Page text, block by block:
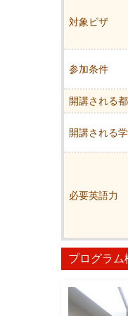
対象ビザ
参加条件
開講される
開講される
必要英語力
プログラム